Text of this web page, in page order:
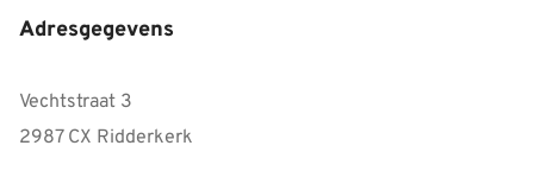
Adresgegevens
Vechtstraat 3
2987 CX Ridderkerk